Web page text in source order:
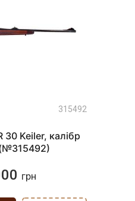
315492
30 Keiler, калібр
грн